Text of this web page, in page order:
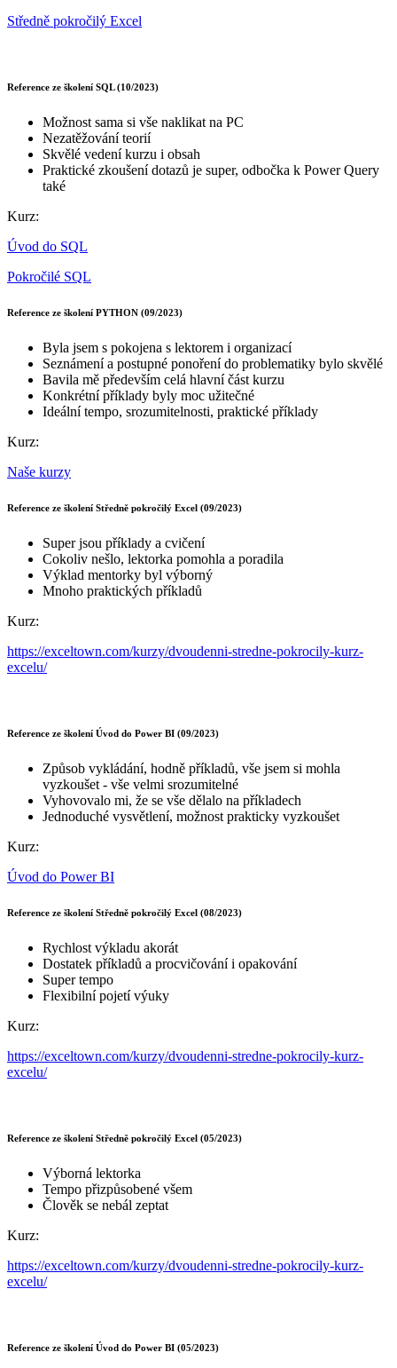
Středně pokročilý Excel
Reference ze školení SQL (10/2023)
Možnost sama si vše naklikat na PC
Nezatěžování teorií
Skvělé vedení kurzu i obsah
Praktické zkoušení dotazů je super, odbočka k Power Query
také
Kurz:
Úvod do SQL
Pokročilé SQL
Reference ze školení PYTHON (09/2023)
Byla jsem s pokojena s lektorem i organizací
Seznámení a postupné ponoření do problematiky bylo skvělé
Bavila mě především celá hlavní část kurzu
Konkrétní příklady byly moc užitečné
Ideální tempo, srozumitelnosti, praktické příklady
Kurz:
Naše kurzy
Reference ze školení Středně pokročilý Excel (09/2023)
Super jsou příklady a cvičení
Cokoliv nešlo, lektorka pomohla a poradila
Výklad mentorky byl výborný
Mnoho praktických příkladů
Kurz:
https://exceltown.com/kurzy/dvoudenni-stredne-pokrocily-kurz-
excelu/
Reference ze školení Úvod do Power BI (09/2023)
Způsob vykládání, hodně příkladů, vše jsem si mohla
vyzkoušet - vše velmi srozumitelné
Vyhovovalo mi, že se vše dělalo na příkladech
Jednoduché vysvětlení, možnost prakticky vyzkoušet
Kurz:
Úvod do Power BI
Reference ze školení Středně pokročilý Excel (08/2023)
Rychlost výkladu akorát
Dostatek příkladů a procvičování i opakování
Super tempo
Flexibilní pojetí výuky
Kurz:
https://exceltown.com/kurzy/dvoudenni-stredne-pokrocily-kurz-
excelu/
Reference ze školení Středně pokročilý Excel (05/2023)
Výborná lektorka
Tempo přizpůsobené všem
Člověk se nebál zeptat
Kurz:
https://exceltown.com/kurzy/dvoudenni-stredne-pokrocily-kurz-
excelu/
Reference ze školení Úvod do Power BI (05/2023)